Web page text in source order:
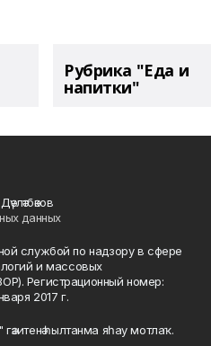
Рубрика "Еда и
напитки"
данных
службой по надзору в сфере
и массовых
Регистрационный номер:
2017 г.
гәзитенә һылтанма яһау мотлаҡ.